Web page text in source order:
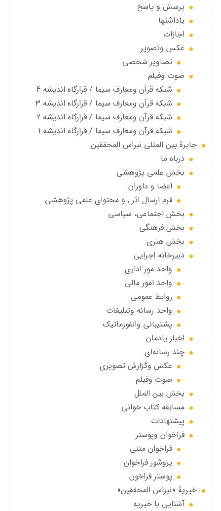
پرسش و پاسخ
یاداشتها
اجازات
عكس وتصوير
تصاوير شخصى
صوت وفیلم
شبكه قرآن ومعارف سيما / قرارگاه انديشه 4
شبكه قرآن ومعارف سيما / قرارگاه انديشه 3
شبكه قرآن ومعارف سيما / قرارگاه انديشه 2
شبكه قرآن ومعارف سيما / قرارگاه انديشه 1
جايرهٔ بین المللی نبراس المحققین
درباه ما
بخش علمی پژوهشی
اعضا و داوران
فرم ارسال اثر , و محتوای علمی پژوهشی
بخش اجتماعی، سياسي
بخش فرهنگی
بخش هنری
دبیرخانه اجرایی
واحد مور اداری
واحد امور مالی
روابط عمومی
واحد رسانه وتبلیغات
پشتیبانی وانفورماتیک
اخبار يادمان
چند رسانه‌ای
عکس وگزارش تصویری
صوت وفيلم
بخش بين الملل
مسابقه کتاب خوانی
پیشنهادات
فراخوان‌ وپوستر
فراخوان متني
پروشور فراخوان
پوستر فراخون
خيريهٔ «نبراس المحققين»
آشنایی با خیریه